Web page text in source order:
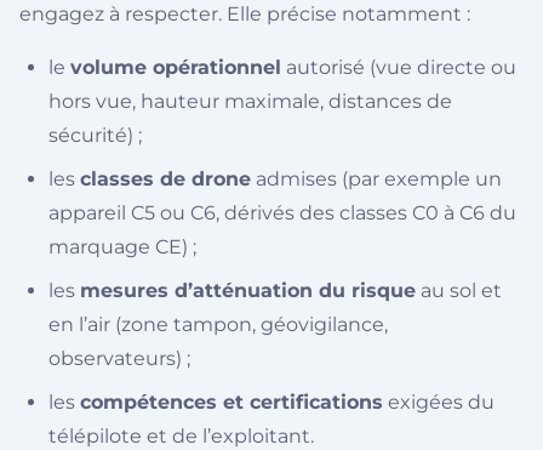
engagez à respecter. Elle précise notamment :
le volume opérationnel autorisé (vue directe ou
hors vue, hauteur maximale, distances de
sécurité) ;
les classes de drone admises (par exemple un
appareil C5 ou C6, dérivés des classes C0 à C6 du
marquage CE) ;
les mesures d’atténuation du risque au sol et
en l’air (zone tampon, géovigilance,
observateurs) ;
les compétences et certifications exigées du
télépilote et de l’exploitant.